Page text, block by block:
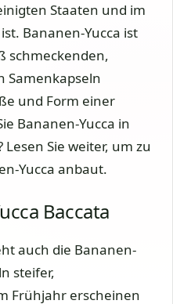
Staaten und im
Bananen-Yucca ist
schmeckenden,
Samenkapseln
und Form einer
Bananen-Yucca in
Sie weiter, um zu
Yucca anbaut.
Baccata
auch die Bananen-
steifer,
Frühjahr erscheinen